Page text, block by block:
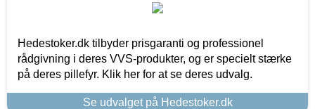
Hedestoker.dk tilbyder prisgaranti og professionel
rådgivning i deres VVS-produkter, og er specielt stærke
på deres pillefyr. Klik her for at se deres udvalg.
Se udvalget på Hedestoker.dk